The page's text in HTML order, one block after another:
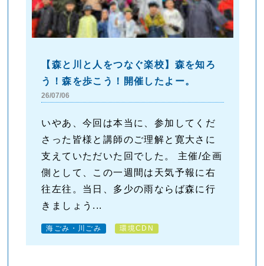
【森と川と人をつなぐ楽校】森を知ろ
う！森を歩こう！開催したよー。
26/07/06
いやあ、今回は本当に、参加してくだ
さった皆様と講師のご理解と寛大さに
支えていただいた回でした。 主催/企画
側として、この一週間は天気予報に右
往左往。当日、多少の雨ならば森に行
きましょう...
海ごみ・川ごみ 環境CDN